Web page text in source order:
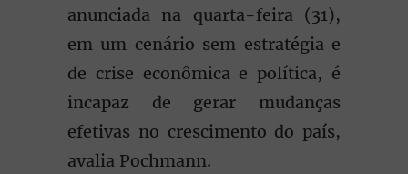
anunciada na quarta-feira (31),
em um cenário sem estratégia e
de crise econômica e política, é
incapaz de gerar mudanças
efetivas no crescimento do país,
avalia Pochmann.